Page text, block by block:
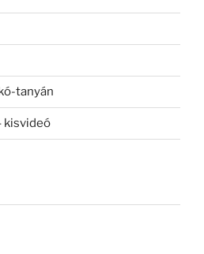
tanyán
kisvideó